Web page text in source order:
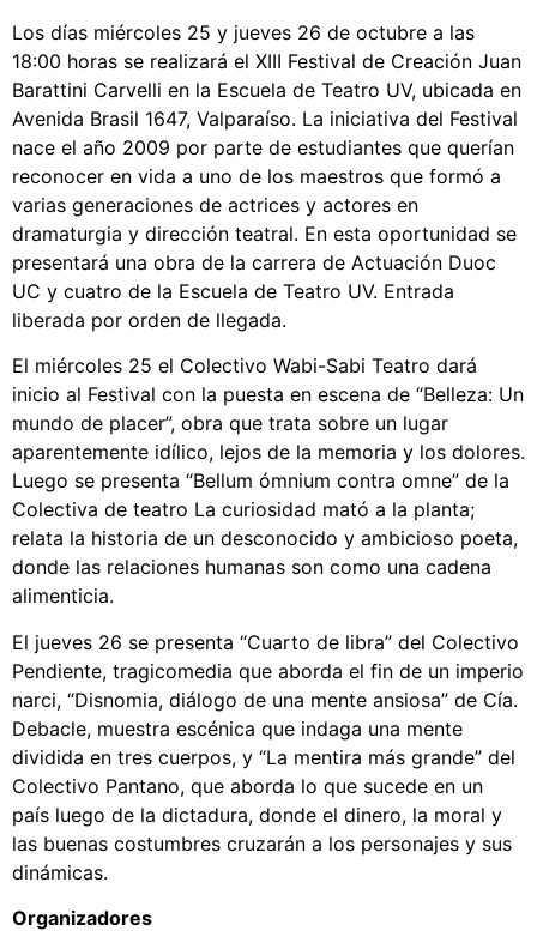
Los días miércoles 25 y jueves 26 de octubre a las
18:00 horas se realizará el XIII Festival de Creación Juan
Barattini Carvelli en la Escuela de Teatro UV, ubicada en
Avenida Brasil 1647, Valparaíso. La iniciativa del Festival
nace el año 2009 por parte de estudiantes que querían
reconocer en vida a uno de los maestros que formó a
varias generaciones de actrices y actores en
dramaturgia y dirección teatral. En esta oportunidad se
presentará una obra de la carrera de Actuación Duoc
UC y cuatro de la Escuela de Teatro UV. Entrada
liberada por orden de llegada.
El miércoles 25 el Colectivo Wabi-Sabi Teatro dará
inicio al Festival con la puesta en escena de “Belleza: Un
mundo de placer”, obra que trata sobre un lugar
aparentemente idílico, lejos de la memoria y los dolores.
Luego se presenta “Bellum ómnium contra omne” de la
Colectiva de teatro La curiosidad mató a la planta;
relata la historia de un desconocido y ambicioso poeta,
donde las relaciones humanas son como una cadena
alimenticia.
El jueves 26 se presenta “Cuarto de libra” del Colectivo
Pendiente, tragicomedia que aborda el fin de un imperio
narci, “Disnomia, diálogo de una mente ansiosa” de Cía.
Debacle, muestra escénica que indaga una mente
dividida en tres cuerpos, y “La mentira más grande” del
Colectivo Pantano, que aborda lo que sucede en un
país luego de la dictadura, donde el dinero, la moral y
las buenas costumbres cruzarán a los personajes y sus
dinámicas.
Organizadores